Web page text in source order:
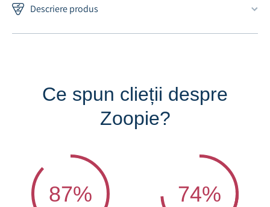
Descriere produs
Ce spun clieții despre
Zoopie?
87% 74%